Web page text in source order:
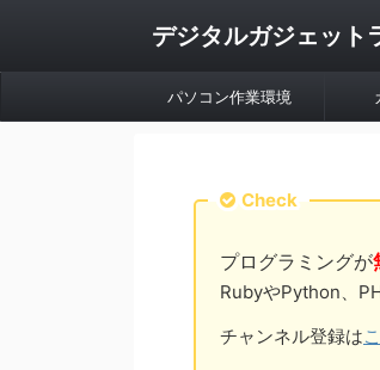
デジタルガジェット
パソコン作業環境
Check
プログラミングが
RubyやPython、
チャンネル登録は